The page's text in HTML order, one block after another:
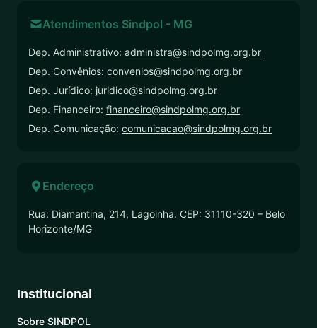
Atendimentos Sindpol - MG
Dep. Administrativo: administra@sindpolmg.org.br
Dep. Convênios: convenios@sindpolmg.org.br
Dep. Jurídico: juridico@sindpolmg.org.br
Dep. Financeiro: financeiro@sindpolmg.org.br
Dep. Comunicação: comunicacao@sindpolmg.org.br
Endereço
Rua: Diamantina, 214, Lagoinha. CEP: 31110-320 – Belo
Horizonte/MG
Institucional
Sobre SINDPOL